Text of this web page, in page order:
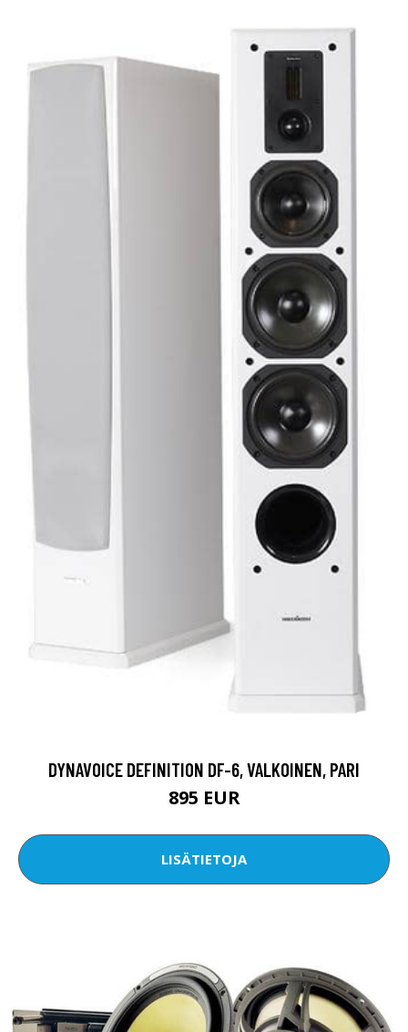
DYNAVOICE DEFINITION DF-6, VALKOINEN, PARI
895 EUR
LISÄTIETOJA